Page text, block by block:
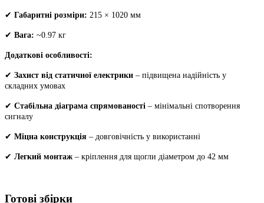
✔ Габаритні розміри: 215 × 1020 мм
✔ Вага: ~0.97 кг
Додаткові особливості:
✔ Захист від статичної електрики – підвищена надійність у
складних умовах
✔ Стабільна діаграма спрямованості – мінімальні спотворення
сигналу
✔ Міцна конструкція – довговічність у використанні
✔ Легкий монтаж – кріплення для щогли діаметром до 42 мм
Готові збірки